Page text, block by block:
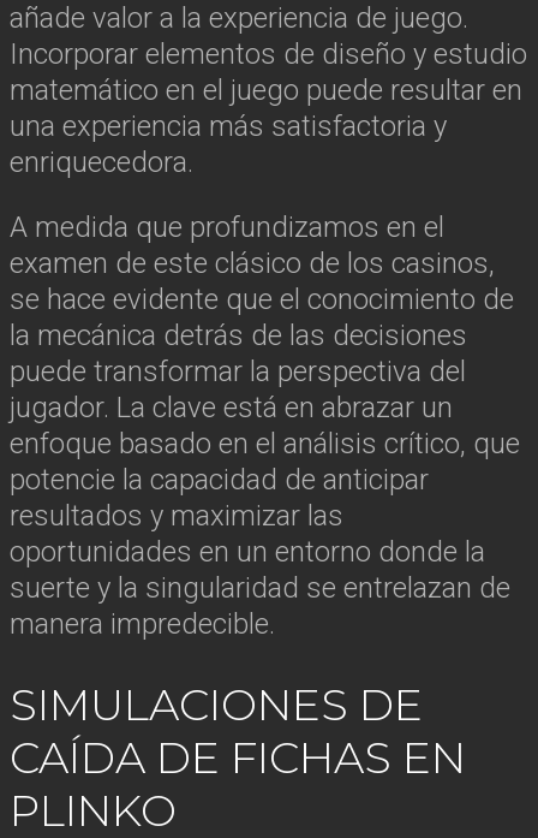
añade valor a la experiencia de juego.
Incorporar elementos de diseño y estudio
matemático en el juego puede resultar en
una experiencia más satisfactoria y
enriquecedora.
A medida que profundizamos en el
examen de este clásico de los casinos,
se hace evidente que el conocimiento de
la mecánica detrás de las decisiones
puede transformar la perspectiva del
jugador. La clave está en abrazar un
enfoque basado en el análisis crítico, que
potencie la capacidad de anticipar
resultados y maximizar las
oportunidades en un entorno donde la
suerte y la singularidad se entrelazan de
manera impredecible.
SIMULACIONES DE
CAÍDA DE FICHAS EN
PLINKO